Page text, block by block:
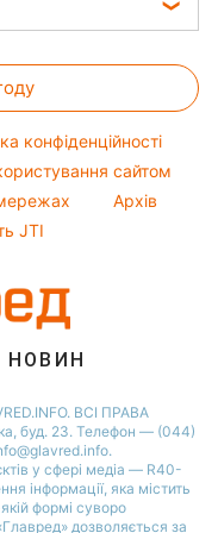
конфіденційності
сайтом
Архів
JTI
ВСІ ПРАВА
буд. 23. Телефон — (044)
у сфері медіа — R40-
інформації, яка містить
формi суворо
дозволяється за